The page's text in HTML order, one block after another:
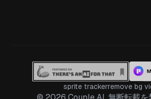
sprite trackerremove bg